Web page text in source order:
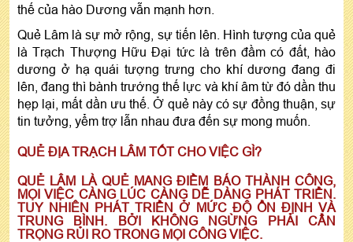
thế của hào Dương vẫn mạnh hơn.
Quẻ Lâm là sự mở rộng, sự tiến lên. Hình tượng của quẻ
là Trạch Thượng Hữu Đại tức là trên đầm có đất, hào
dương ở hạ quái tượng trưng cho khí dương đang đi
lên, đang thì bành trướng thế lực và khí âm từ đó dần thu
hẹp lại, mất dần ưu thế. Ở quẻ này có sự đồng thuận, sự
tin tưởng, yểm trợ lẫn nhau đưa đến sự mong muốn.
QUẺ ĐỊA TRẠCH LÂM TỐT CHO VIỆC GÌ?
QUẺ LÂM LÀ QUẺ MANG ĐIỀM BÁO THÀNH CÔNG,
MỌI VIỆC CÀNG LÚC CÀNG DỄ DÀNG PHÁT TRIỂN.
TUY NHIÊN PHÁT TRIỂN Ở MỨC ĐỘ ỔN ĐỊNH VÀ
TRUNG BÌNH. BỞI KHÔNG NGỪNG PHẢI CẨN
TRỌNG RỦI RO TRONG MỌI CÔNG VIỆC.